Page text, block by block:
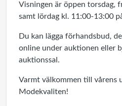
Visningen är öppen torsdag,
samt lördag kl. 11:00-13:00
Du kan lägga förhandsbud,
online under auktionen eller
auktionssal.
Varmt välkommen till vårens
Modekvaliten!